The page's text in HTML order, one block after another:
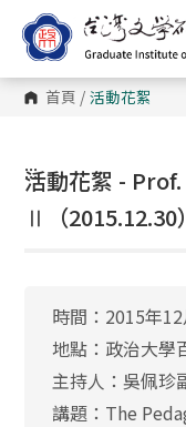
到
主
內
容 首頁 / 活動花絮
:::
活動花絮 -
Ⅱ（2015.12.30）
時間：2015年
地點：政治大學
主持人：吳佩珍
講題：The